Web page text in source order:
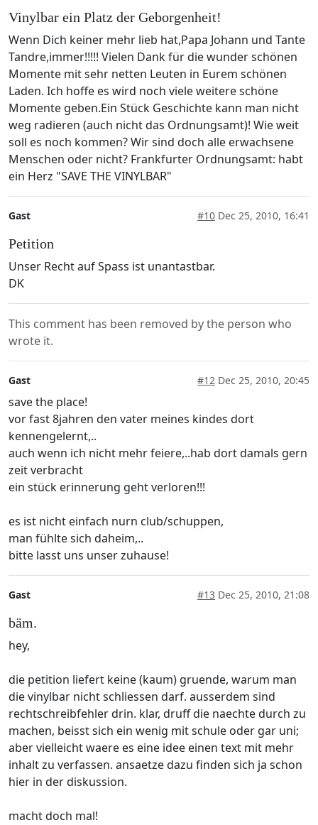
Vinylbar ein Platz der Geborgenheit!
Wenn Dich keiner mehr lieb hat,Papa Johann und Tante
Tandre,immer!!!!! Vielen Dank für die wunder schönen
Momente mit sehr netten Leuten in Eurem schönen
Laden. Ich hoffe es wird noch viele weitere schöne
Momente geben.Ein Stück Geschichte kann man nicht
weg radieren (auch nicht das Ordnungsamt)! Wie weit
soll es noch kommen? Wir sind doch alle erwachsene
Menschen oder nicht? Frankfurter Ordnungsamt: habt
ein Herz "SAVE THE VINYLBAR"
Gast #10 Dec 25, 2010, 16:41
Petition
Unser Recht auf Spass ist unantastbar.
DK
This comment has been removed by the person who
wrote it.
Gast #12 Dec 25, 2010, 20:45
save the place!
vor fast 8jahren den vater meines kindes dort
kennengelernt,..
auch wenn ich nicht mehr feiere,..hab dort damals gern
zeit verbracht
ein stück erinnerung geht verloren!!!
es ist nicht einfach nurn club/schuppen,
man fühlte sich daheim,..
bitte lasst uns unser zuhause!
Gast #13 Dec 25, 2010, 21:08
bäm.
hey,
die petition liefert keine (kaum) gruende, warum man
die vinylbar nicht schliessen darf. ausserdem sind
rechtschreibfehler drin. klar, druff die naechte durch zu
machen, beisst sich ein wenig mit schule oder gar uni;
aber vielleicht waere es eine idee einen text mit mehr
inhalt zu verfassen. ansaetze dazu finden sich ja schon
hier in der diskussion.
macht doch mal!